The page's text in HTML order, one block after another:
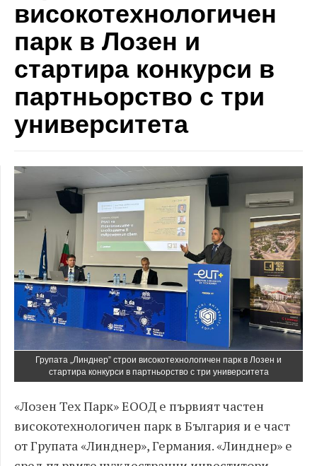
високотехнологичен
парк в Лозен и
стартира конкурси в
партньорство с три
университета
Групата „Линднер” строи високотехнологичен парк в Лозен и
стартира конкурси в партньорство с три университета
«Лозен Тех Парк» ЕООД е първият частен
високотехнологичен парк в България и е част
от Групата «Линднер», Германия. «Линднер» е